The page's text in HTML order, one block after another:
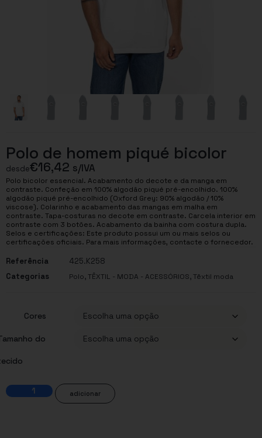
Polo de homem piqué bicolor
desde€16,42 s/IVA
Polo bicolor essencial. Acabamento do decote e da manga em
contraste. Confeção em 100% algodão piqué pré-encolhido. 100%
algodão piqué pré-encolhido (Oxford Grey: 90% algodão / 10%
viscose). Colarinho e acabamento das mangas em malha em
contraste. Tapa-costuras no decote em contraste. Carcela interior em
contraste com 3 botões. Acabamento da bainha com costura dupla.
Selos e certificações: Este produto possui um ou mais selos ou
certificações oficiais. Para mais informações, contacte o fornecedor.
Referência
425.K258
Categorias
Polo,TÊXTIL - MODA - ACESSÓRIOS,Têxtil moda
Cores
do
adicionar